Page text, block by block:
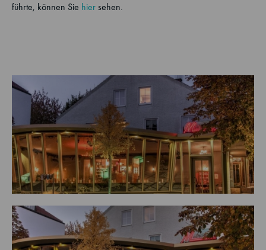
führte, können Sie hier sehen.